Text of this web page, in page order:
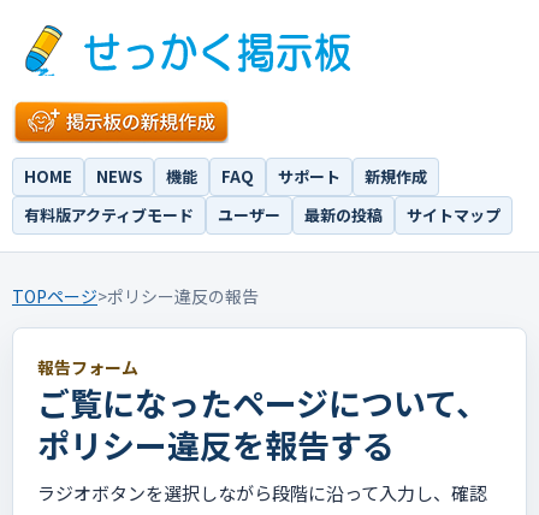
HOME NEWS 機能 FAQ サポート
新規作成
有料版アクティブモード
ユーザー 最新の投稿 サイトマップ
TOPページ>ポリシー違反の報告
報告フォーム
ご覧になったページについて、
ポリシー違反を報告する
ラジオボタンを選択しながら段階に沿って入力し、確認